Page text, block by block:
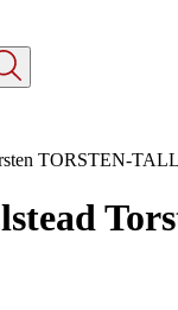
TORSTEN-TALL